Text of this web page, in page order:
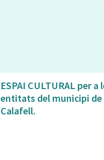
ESPAI CULTURAL per a
entitats del municipi de
Calafell.